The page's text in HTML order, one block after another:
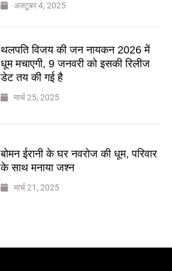
अक्टूबर 4, 2025
थलपति विजय की जन नायकन 2026 में
धूम मचाएगी, 9 जनवरी को इसकी रिलीज
डेट तय की गई है
मार्च 25, 2025
बोमन ईरानी के घर नवरोज की धूम, परिवार
के साथ मनाया जश्न
मार्च 21, 2025